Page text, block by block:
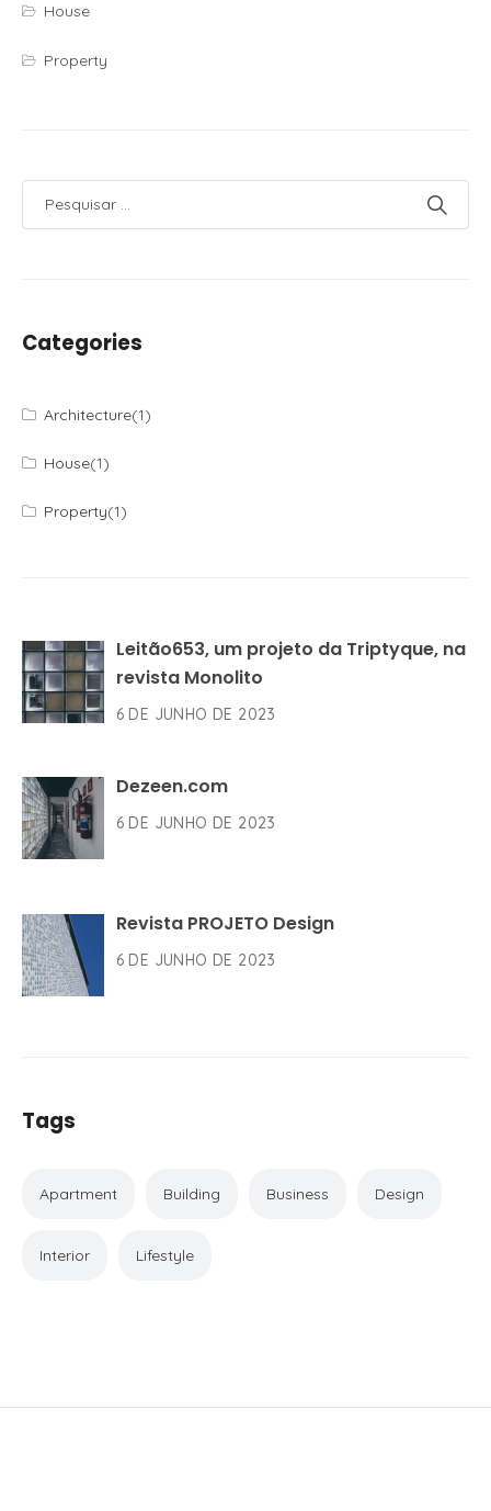
House
Property
Categories
Architecture(1)
House(1)
Property(1)
Leitão653, um projeto da Triptyque, na
revista Monolito
6 DE JUNHO DE 2023
Dezeen.com
6 DE JUNHO DE 2023
Revista PROJETO Design
6 DE JUNHO DE 2023
Tags
Apartment Building Business Design
Interior Lifestyle